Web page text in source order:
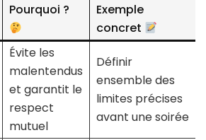
Pourquoi ?
Exemple
concret
Évite les
malentendus
et garantit le
respect
mutuel
Définir
ensemble des
limites précises
avant une soirée